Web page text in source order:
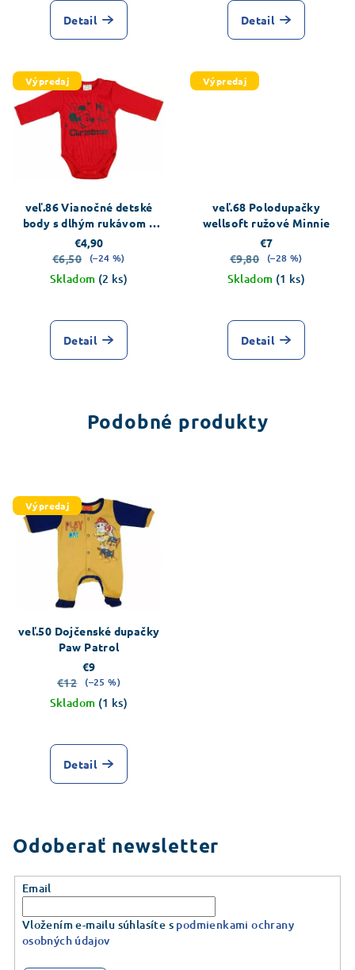
Detail Detail
Výpredaj
veľ.86 Vianočné detské
body s dlhým rukávom s
potlačou Disney Mickey
€4,90
€6,50
(–24 %)
Skladom (2 ks)
Detail
Výpredaj
veľ.68 Polodupačky
wellsoft ružové Minnie
€7
€9,80
(–28 %)
Skladom (1 ks)
Detail
Podobné produkty
Výpredaj
veľ.50 Dojčenské dupačky
Paw Patrol
€9
€12
(–25 %)
Skladom (1 ks)
hodnotenie
produktu
hviezdičiek.
Detail
Odoberať newsletter
Email
Vložením e-mailu súhlasíte s podmienkami ochrany
osobných údajov